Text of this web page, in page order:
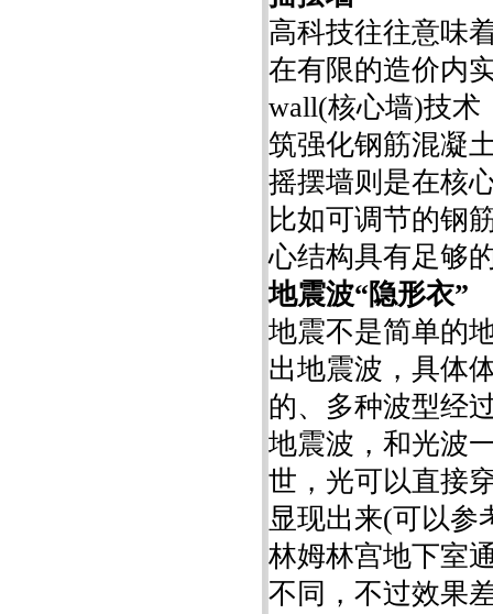
高科技往往意味
在有限的造价内
wall(核心墙)技术
筑强化钢筋混凝
摇摆墙则是在核
比如可调节的钢
心结构具有足够
地震波“隐形衣”
地震不是简单的
出地震波，具体
的、多种波型经
地震波，和光波
世，光可以直接
显现出来(可以参
林姆林宫地下室
不同，不过效果